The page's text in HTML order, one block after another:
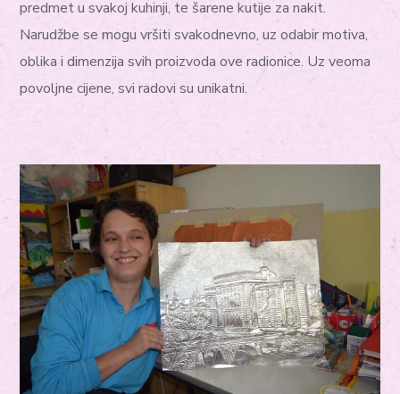
predmet u svakoj kuhinji, te šarene kutije za nakit.
Narudžbe se mogu vršiti svakodnevno, uz odabir motiva,
oblika i dimenzija svih proizvoda ove radionice. Uz veoma
povoljne cijene, svi radovi su unikatni.